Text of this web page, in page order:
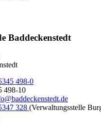
Baddeckenstedt
498-0
498-10
328 (Verwaltungsstelle